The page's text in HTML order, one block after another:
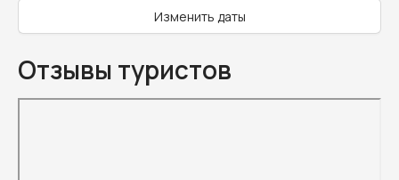
Изменить даты
Отзывы туристов